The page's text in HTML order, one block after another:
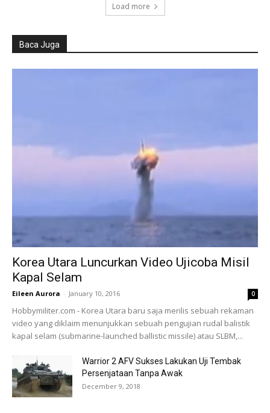
Load more
Baca Juga
Korea Utara Luncurkan Video Ujicoba Misil
Kapal Selam
Eileen Aurora - January 10, 2016 0
Hobbymiliter.com - Korea Utara baru saja merilis sebuah rekaman
video yang diklaim menunjukkan sebuah pengujian rudal balistik
kapal selam (submarine-launched ballistic missile) atau SLBM,...
Warrior 2 AFV Sukses Lakukan Uji Tembak
Persenjataan Tanpa Awak
December 9, 2018